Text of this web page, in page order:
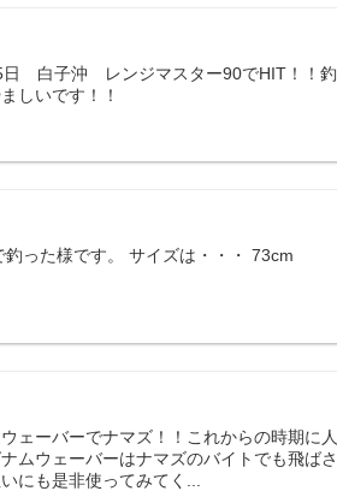
日 白子沖 レンジマスター90でHIT！！釣
しいです！！
釣った様です。 サイズは・・・ 73cm
ェーバーでナマズ！！これからの時期に人
ムウェーバーはナマズのバイトでも飛ばさ
にも是非使ってみてく...